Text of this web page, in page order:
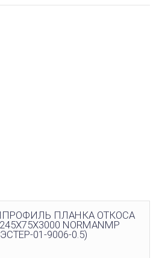
ПЛАНКА ОТКОСА
NORMANMP
01-9006-0.5)